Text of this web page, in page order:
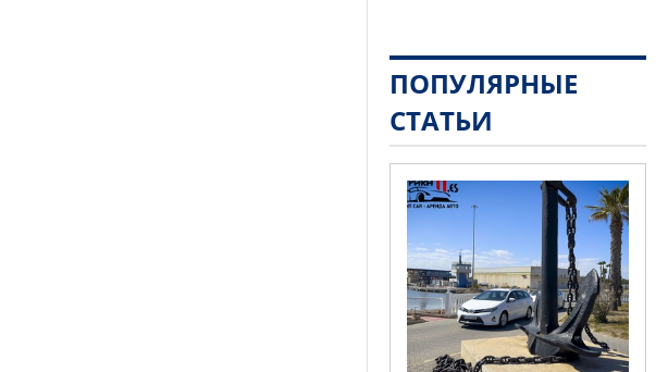
ПОПУЛЯРНЫЕ
СТАТЬИ